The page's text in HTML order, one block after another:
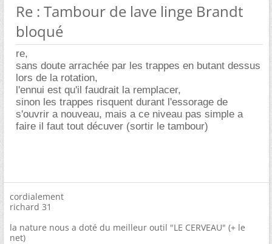
Re : Tambour de lave linge Brandt
bloqué
re,
sans doute arrachée par les trappes en butant dessus
lors de la rotation,
l'ennui est qu'il faudrait la remplacer,
sinon les trappes risquent durant l'essorage de
s'ouvrir a nouveau, mais a ce niveau pas simple a
faire il faut tout décuver (sortir le tambour)
cordialement
richard 31
la nature nous a doté du meilleur outil "LE CERVEAU" (+ le
net)